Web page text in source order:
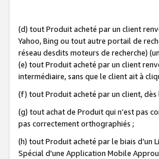
(d) tout Produit acheté par un client
Yahoo, Bing ou tout autre portail de
réseau desdits moteurs de recherche)
(e) tout Produit acheté par un client
intermédiaire, sans que le client ait à
(f) tout Produit acheté par un client,
(g) tout achat de Produit qui n’est pas
pas correctement orthographiés ;
(h) tout Produit acheté par le biais d’un
Spécial d'une Application Mobile